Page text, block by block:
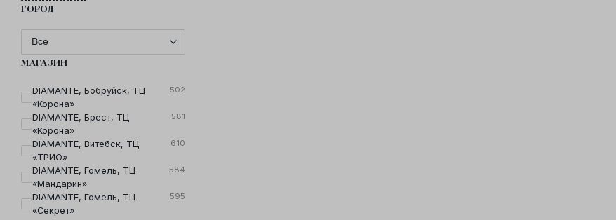
ГОРОД
МАГАЗИН
DIAMANTE, Бобруйск, ТЦ
«Корона»
502
DIAMANTE, Брест, ТЦ
«Корона»
581
DIAMANTE, Витебск, ТЦ
«ТРИО»
610
DIAMANTE, Гомель, ТЦ
«Мандарин»
584
DIAMANTE, Гомель, ТЦ
«Секрет»
595